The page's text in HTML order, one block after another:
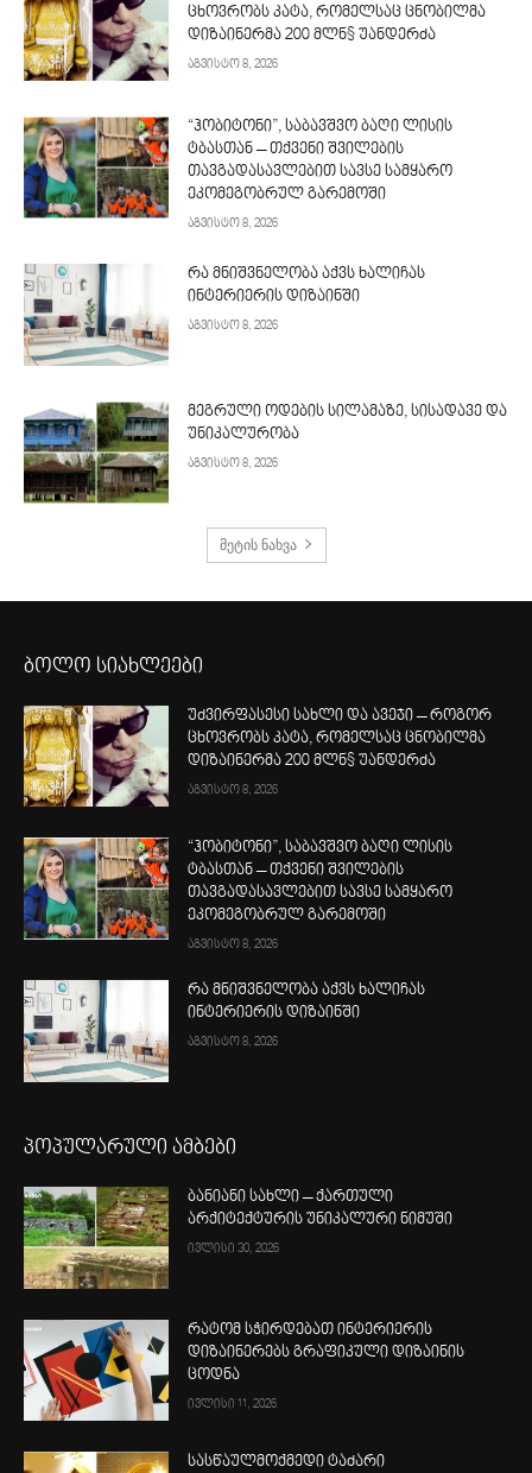
ცხოვრობს კატა, რომელსაც ცნობილმა
დიზაინერმა 200 მლნ$ უანდერძა
აგვისტო 8, 2026
“ჰობიტონი”, საბავშვო ბაღი ლისის
ტბასთან – თქვენი შვილების
თავგადასავლებით სავსე სამყარო
ეკომეგობრულ გარემოში
აგვისტო 8, 2026
რა მნიშვნელობა აქვს ხალიჩას
ინტერიერის დიზაინში
აგვისტო 8, 2026
მეგრული ოდების სილამაზე, სისადავე და
უნიკალურობა
აგვისტო 8, 2026
მეტის ნახვა
ბოლო სიახლეები
უძვირფასესი სახლი და ავეჯი – როგორ
ცხოვრობს კატა, რომელსაც ცნობილმა
დიზაინერმა 200 მლნ$ უანდერძა
აგვისტო 8, 2026
“ჰობიტონი”, საბავშვო ბაღი ლისის
ტბასთან – თქვენი შვილების
თავგადასავლებით სავსე სამყარო
ეკომეგობრულ გარემოში
აგვისტო 8, 2026
რა მნიშვნელობა აქვს ხალიჩას
ინტერიერის დიზაინში
აგვისტო 8, 2026
პოპულარული ამბები
ბანიანი სახლი – ქართული
არქიტექტურის უნიკალური ნიმუში
ივლისი 30, 2026
რატომ სჭირდებათ ინტერიერის
დიზაინერებს გრაფიკული დიზაინის
ცოდნა
ივლისი 11, 2026
სასწაულმოქმედი ტაძარი